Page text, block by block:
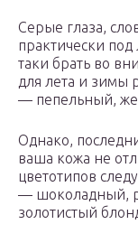
Серые глаза,
практически
таки брать во
для лета и зимы
— пепельный,
Однако,
ваша кожа не
цветотипов
— шоколадный,
золотистый